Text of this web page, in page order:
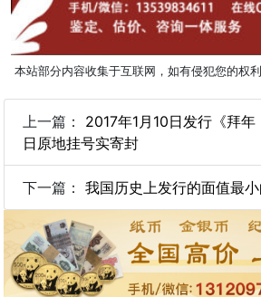
本站部分内容收集于互联网，如有侵犯您的权
上一篇： 2017年1月10日发行《拜
日原地挂号实寄封
下一篇： 我国历史上发行的面值最